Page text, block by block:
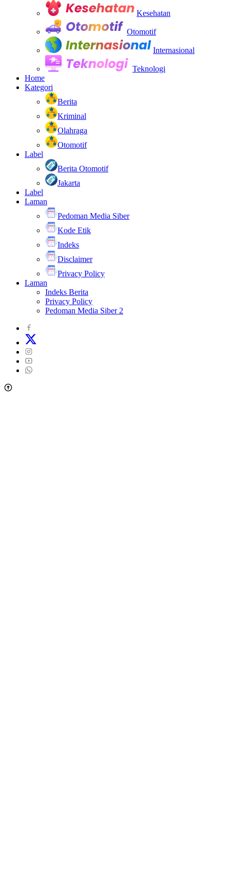
Kesehatan
Otomotif
Internasional
Teknologi
Home
Kategori
Berita
Kriminal
Olahraga
Otomotif
Label
Berita Otomotif
Jakarta
Label
Laman
Pedoman Media Siber
Kode Etik
Indeks
Disclaimer
Privacy Policy
Laman
Indeks Berita
Privacy Policy
Pedoman Media Siber 2